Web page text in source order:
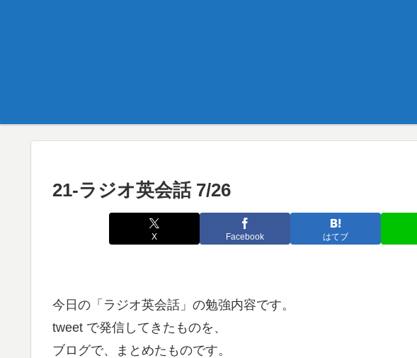
21-ラジオ英会話 7/26
X Facebook はてブ
今日の「ラジオ英会話」の勉強内容です。
tweet で発信してきたものを、
ブログで、まとめたものです。